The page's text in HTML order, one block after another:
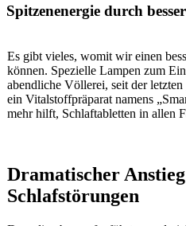
Bild
Spitzenenergie durch
Es gibt vieles, womit wir einen
können. Spezielle Lampen zum
abendliche Völlerei, seit der
ein Vitalstoffpräparat namens
mehr hilft, Schlaftabletten in allen
Dramatischer
Schlafstörungen